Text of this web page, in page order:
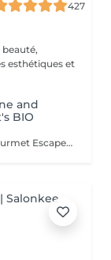
427
and
BIO
Phyt's Escapade Gourmande Treatment A Gourmet Escape Certified Organic Indulge in our Escapade Gourmande treatment, a truly sensory escape certified organic, combining softness and pleasure for an ultimate relaxation experience. Coconut Scrub: Gentle Exfoliation: Coconut pulp gently removes dead skin cells, revealing smooth and refined skin. Skin Enhancement: This scrub reveals a naturally radiant and refreshed complexion. Shea Butter Wrap: Intense Hydration: Shea butter melts onto your body, providing deep nourishment and hydration. Deep Relaxation: This well-being massage offers profound relaxation and unparalleled comfort. Cocoa Wrap: Sensory Awakening: Cocoa envelops your skin in a fragrant, warming embrace, awakening your senses and extending the feeling of well-being. Gourmet Delight: The enchanting cocoa aroma adds a touch of indulgence to your experience. Why Choose This Treatment? A Unique Sensory Escape: This treatment is a complete sensory adventure, offering both well-being and pleasure at every step. Organic Ingredients: Enjoy the best of nature with certified organic ingredients while respecting the environment. A Moment of Pure Indulgence: Treat yourself to a luxurious pause where stress and tension melt away. You deserve this moment of luxury and well-being. We look forward to providing you with an unforgettable gourmet escape.Esthéticiennes Fatima Lisette Carla Marie Francesca Mirza